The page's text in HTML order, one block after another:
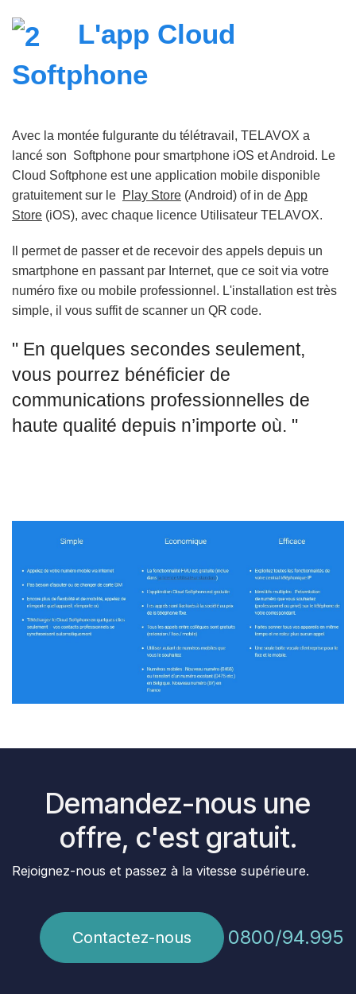
L'app Cloud
Softphone
Avec la montée fulgurante du télétravail, TELAVOX a
lancé son Softphone pour smartphone iOS et Android. Le
Cloud Softphone est une application mobile disponible
gratuitement sur le Play Store (Android) of in de App
Store (iOS), avec chaque licence Utilisateur TELAVOX.
Il permet de passer et de recevoir des appels depuis un
smartphone en passant par Internet, que ce soit via votre
numéro fixe ou mobile professionnel. L'installation est très
simple, il vous suffit de scanner un QR code.
" En quelques secondes seulement,
vous pourrez bénéficier de
communications professionnelles de
haute qualité depuis n’importe où. "
Demandez-nous une
offre, c'est gratuit.
Rejoignez-nous et passez à la vitesse supérieure.
Contactez-nous 0800/94.995